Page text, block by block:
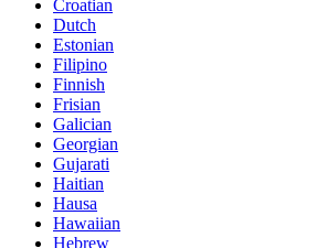
Croatian
Dutch
Estonian
Filipino
Finnish
Frisian
Galician
Georgian
Gujarati
Haitian
Hausa
Hawaiian
Hebrew